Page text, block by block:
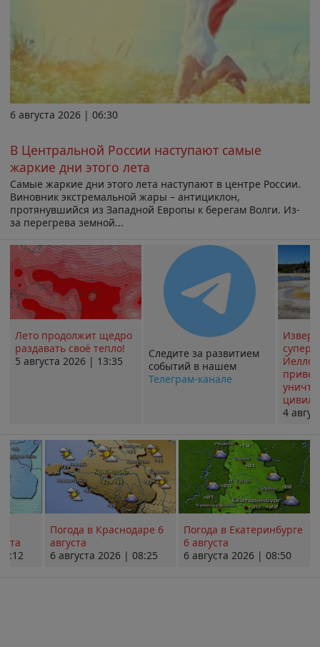
6 августа 2026 | 06:30
В Центральной России наступают самые
жаркие дни этого лета
Самые жаркие дни этого лета наступают в центре России.
Виновник экстремальной жары – антициклон,
протянувшийся из Западной Европы к берегам Волги. Из-
за перегрева земной...
Лето продолжит щедро
раздавать своё тепло!
5 августа 2026 | 13:35
Следите за развитием
событий в нашем
Телеграм-канале
4
Погода в Краснодаре 6
августа
6 августа 2026 | 08:25
Погода в Екатеринбурге
6 августа
6 августа 2026 | 08:50